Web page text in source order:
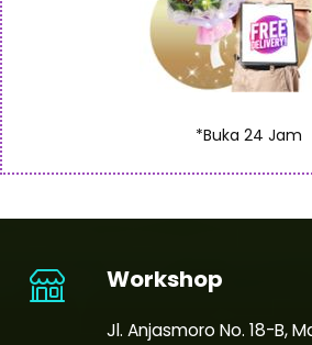
*Buka 24 Jam
Workshop
Jl. Anjasmoro No. 18-B,